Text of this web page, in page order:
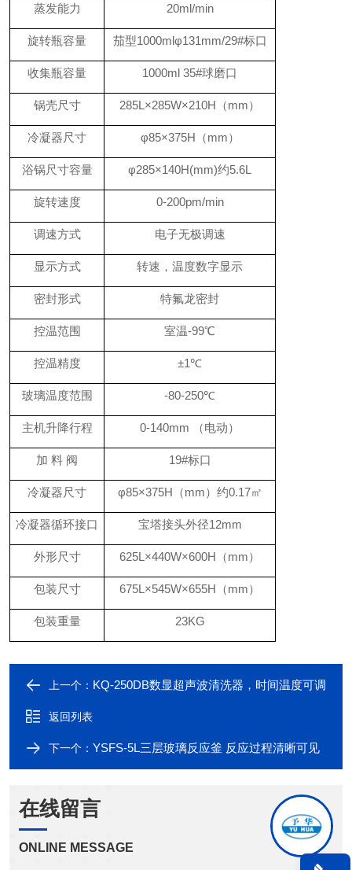
蒸发能力 20ml/min
旋转瓶容量 茄型1000mlφ131mm/29#标口
收集瓶容量 1000ml 35#球磨口
锅壳尺寸 285L×285W×210H（mm）
冷凝器尺寸 φ85×375H（mm）
浴锅尺寸容量 φ285×140H(mm)约5.6L
旋转速度 0-200pm/min
调速方式 电子无极调速
显示方式 转速，温度数字显示
密封形式 特氟龙密封
控温范围 室温-99℃
控温精度 ±1℃
玻璃温度范围 -80-250℃
主机升降行程 0-140mm （电动）
加 料 阀 19#标口
冷凝器尺寸 φ85×375H（mm） 约0.17㎡
冷凝器循环接口 宝塔接头外径12mm
外形尺寸 625L×440W×600H（mm）
包装尺寸 675L×545W×655H（mm）
包装重量 23KG
上一个： KQ-250DB数显超声波清洗器，时间温度可调
返回列表
下一个： YSFS-5L三层玻璃反应釜 反应过程清晰可见
在线留言
ONLINE MESSAGE